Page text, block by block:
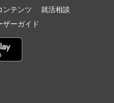
ンテンツ
就活相談
ザーガイド